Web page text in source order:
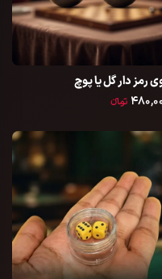
رمز دار گل یا پوچ
تومانءء